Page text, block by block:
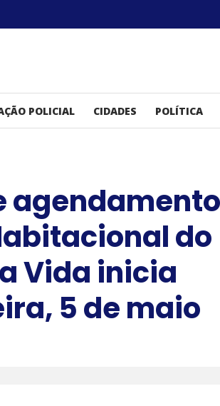
POLICIAL CIDADES POLÍTICA
do
Vida inicia
5 de maio